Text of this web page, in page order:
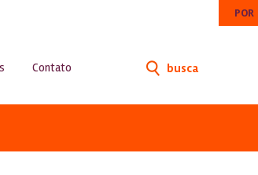
POR
Contato busca